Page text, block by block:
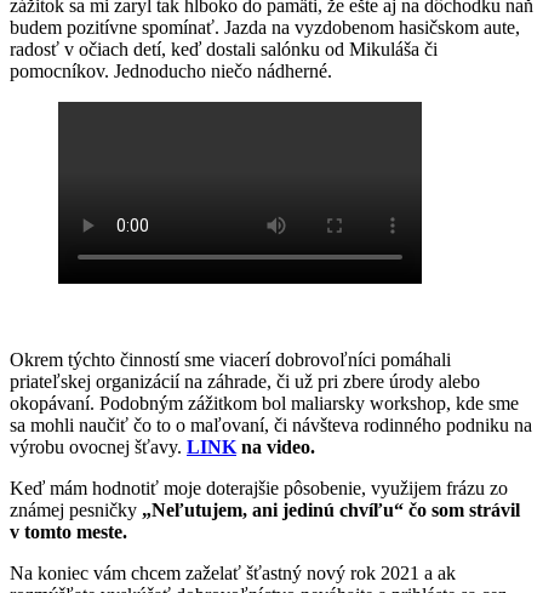
zážitok sa mi zaryl tak hlboko do pamäti, že ešte aj na dôchodku naň
budem pozitívne spomínať. Jazda na vyzdobenom hasičskom aute,
radosť v očiach detí, keď dostali salónku od Mikuláša či
pomocníkov. Jednoducho niečo nádherné.
Okrem týchto činností sme viacerí dobrovoľníci pomáhali
priateľskej organizácií na záhrade, či už pri zbere úrody alebo
okopávaní. Podobným zážitkom bol maliarsky workshop, kde sme
sa mohli naučiť čo to o maľovaní, či návšteva rodinného podniku na
výrobu ovocnej šťavy. LINK na video.
Keď mám hodnotiť moje doterajšie pôsobenie, využijem frázu zo
známej pesničky „Neľutujem, ani jedinú chvíľu“ čo som strávil
v tomto meste.
Na koniec vám chcem zaželať šťastný nový rok 2021 a ak